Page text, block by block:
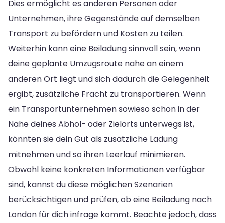
Dies ermöglicht es anderen Personen oder
Unternehmen, ihre Gegenstände auf demselben
Transport zu befördern und Kosten zu teilen.
Weiterhin kann eine Beiladung sinnvoll sein, wenn
deine geplante Umzugsroute nahe an einem
anderen Ort liegt und sich dadurch die Gelegenheit
ergibt, zusätzliche Fracht zu transportieren. Wenn
ein Transportunternehmen sowieso schon in der
Nähe deines Abhol- oder Zielorts unterwegs ist,
könnten sie dein Gut als zusätzliche Ladung
mitnehmen und so ihren Leerlauf minimieren.
Obwohl keine konkreten Informationen verfügbar
sind, kannst du diese möglichen Szenarien
berücksichtigen und prüfen, ob eine Beiladung nach
London für dich infrage kommt. Beachte jedoch, dass